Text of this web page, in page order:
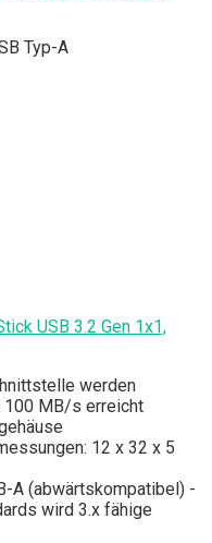
Typ-A
USB 3.2 Gen 1x1,
werden
100 MB/s erreicht
12 x 32 x 5
A (abwärtskompatibel) -
wird 3.x fähige